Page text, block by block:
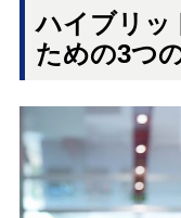
ハイブリッ
ための3つ